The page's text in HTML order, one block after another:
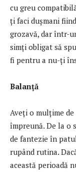
cu greu
ți faci dușmani
grozavă, dar într-
simți obligat să
fi pentru a nu-ți
Balanță
Aveți o mulțime
împreună. De la o
de fantezie în
rupând rutina.
această perioadă